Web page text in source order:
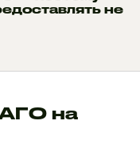
не
на